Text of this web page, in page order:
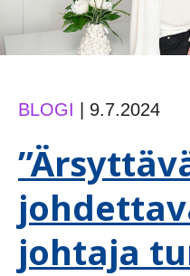
BLOGI | 9.7.2024
johtaja